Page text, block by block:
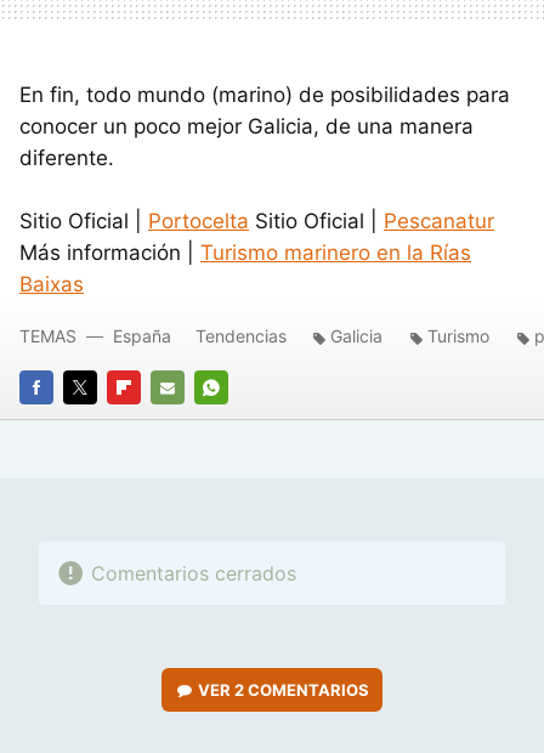
En fin, todo mundo (marino) de posibilidades para
conocer un poco mejor Galicia, de una manera
diferente.
Sitio Oficial | Portocelta Sitio Oficial | Pescanatur
Más información | Turismo marinero en la Rías
Baixas
FACEBOOK
TWITTERFLIPBOARD
E-
WHATSAPP
TEMAS España Tendencias Galicia Turismo
Comentarios cerrados
VER2 COMENTARIOS